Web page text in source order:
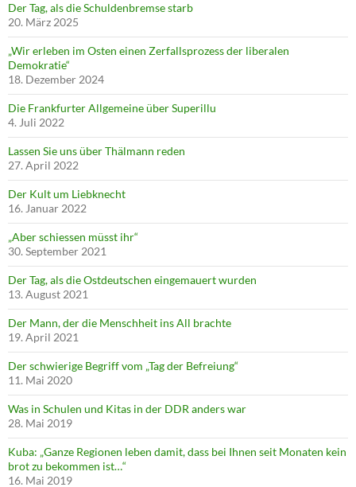
Der Tag, als die Schuldenbremse starb
20. März 2025
„Wir erleben im Osten einen Zerfallsprozess der liberalen
Demokratie“
18. Dezember 2024
Die Frankfurter Allgemeine über Superillu
4. Juli 2022
Lassen Sie uns über Thälmann reden
27. April 2022
Der Kult um Liebknecht
16. Januar 2022
„Aber schiessen müsst ihr“
30. September 2021
Der Tag, als die Ostdeutschen eingemauert wurden
13. August 2021
Der Mann, der die Menschheit ins All brachte
19. April 2021
Der schwierige Begriff vom „Tag der Befreiung“
11. Mai 2020
Was in Schulen und Kitas in der DDR anders war
28. Mai 2019
Kuba: „Ganze Regionen leben damit, dass bei Ihnen seit Monaten kein
brot zu bekommen ist…“
16. Mai 2019